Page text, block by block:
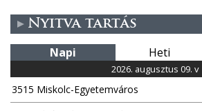
Nyitva tartás
Napi Heti
2026. augusztus 09. v
3515 Miskolc-Egyetemváros